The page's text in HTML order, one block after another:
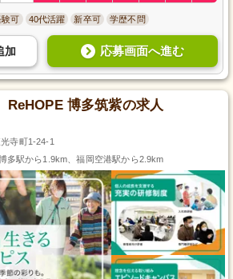
験可 40代活躍 新卒可 学歴不問
加 応募画面へ進む
ReHOPE 博多筑紫の求人
寺町1-24-1
多駅から1.9km、福岡空港駅から2.9km